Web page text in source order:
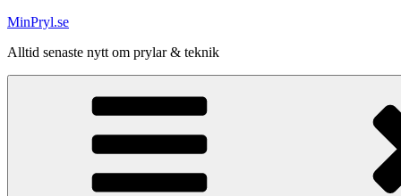
Hoppa
innehåll
MinPryl.se
Alltid senaste nytt om prylar & teknik